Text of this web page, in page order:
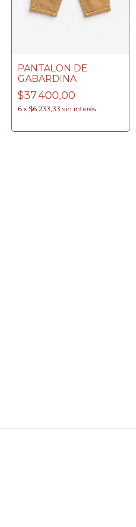
PANTALON DE
GABARDINA
$37.400,00
6 x $6.233,33 sin interés